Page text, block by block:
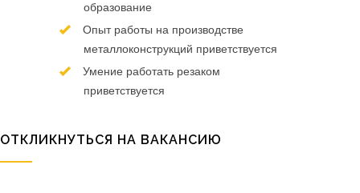
образование
Опыт работы на производстве
металлоконструкций приветствуется
Умение работать резаком
приветствуется
ОТКЛИКНУТЬСЯ НА ВАКАНСИЮ